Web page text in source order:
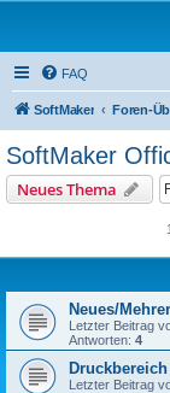
FAQ
SoftMaker Foren-
SoftMaker
Neues Thema
Neues/
Letzter Beitrag
Antworten: 4
Letzter Beitrag